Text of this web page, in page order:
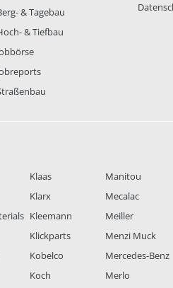
& Tagebau
& Tiefbau
Klaas
Klarx
Kleemann
Klickparts
Kobelco
Koch
Manitou
Mecalac
Meiller
Menzi Muck
Mercedes-Benz
Merlo